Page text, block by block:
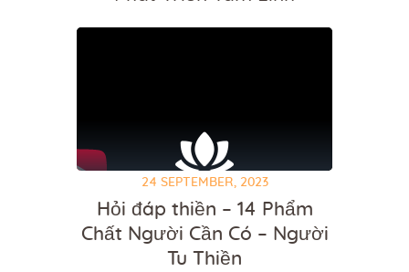
24 SEPTEMBER, 2023
Hỏi đáp thiền – 14 Phẩm
Chất Người Cần Có – Người
Tu Thiền